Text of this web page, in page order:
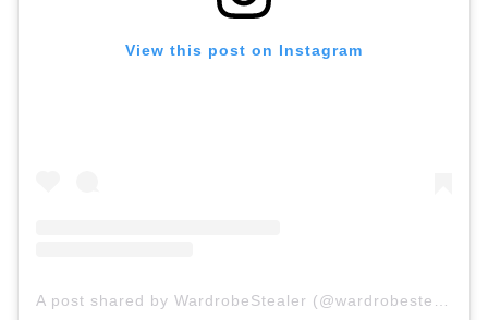
View this post on Instagram